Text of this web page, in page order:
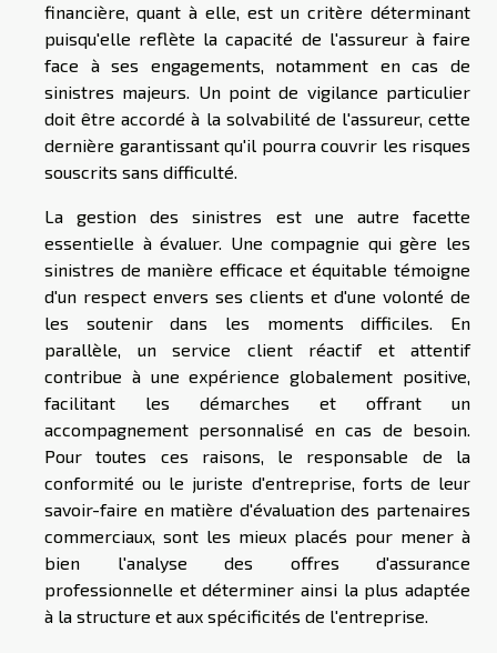
financière, quant à elle, est un critère déterminant
puisqu'elle reflète la capacité de l'assureur à faire
face à ses engagements, notamment en cas de
sinistres majeurs. Un point de vigilance particulier
doit être accordé à la solvabilité de l'assureur, cette
dernière garantissant qu'il pourra couvrir les risques
souscrits sans difficulté.
La gestion des sinistres est une autre facette
essentielle à évaluer. Une compagnie qui gère les
sinistres de manière efficace et équitable témoigne
d'un respect envers ses clients et d'une volonté de
les soutenir dans les moments difficiles. En
parallèle, un service client réactif et attentif
contribue à une expérience globalement positive,
facilitant les démarches et offrant un
accompagnement personnalisé en cas de besoin.
Pour toutes ces raisons, le responsable de la
conformité ou le juriste d'entreprise, forts de leur
savoir-faire en matière d'évaluation des partenaires
commerciaux, sont les mieux placés pour mener à
bien l'analyse des offres d'assurance
professionnelle et déterminer ainsi la plus adaptée
à la structure et aux spécificités de l'entreprise.